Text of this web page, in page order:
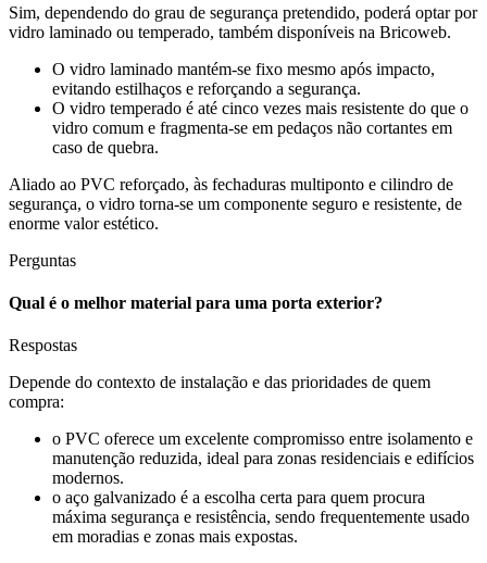
Sim, dependendo do grau de segurança pretendido, poderá optar por
vidro laminado ou temperado, também disponíveis na Bricoweb.
O vidro laminado mantém-se fixo mesmo após impacto,
evitando estilhaços e reforçando a segurança.
O vidro temperado é até cinco vezes mais resistente do que o
vidro comum e fragmenta-se em pedaços não cortantes em
caso de quebra.
Aliado ao PVC reforçado, às fechaduras multiponto e cilindro de
segurança, o vidro torna-se um componente seguro e resistente, de
enorme valor estético.
Perguntas
Qual é o melhor material para uma porta exterior?
Respostas
Depende do contexto de instalação e das prioridades de quem
compra:
o PVC oferece um excelente compromisso entre isolamento e
manutenção reduzida, ideal para zonas residenciais e edifícios
modernos.
o aço galvanizado é a escolha certa para quem procura
máxima segurança e resistência, sendo frequentemente usado
em moradias e zonas mais expostas.